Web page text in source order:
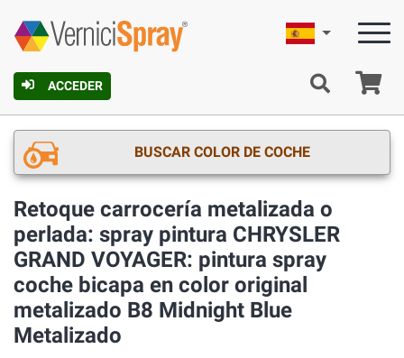
ACCEDER
Español
BUSCAR COLOR DE COCHE
Retoque carrocería metalizada o
perlada: spray pintura CHRYSLER
GRAND VOYAGER: pintura spray
coche bicapa en color original
metalizado B8 Midnight Blue
Metalizado